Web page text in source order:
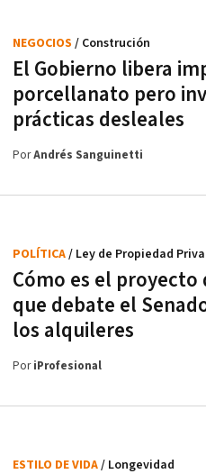
El Gobierno libera
porcellanato pero
prácticas desleales
NEGOCIOS / Construción
PorAndrés Sanguinetti
Cómo es el proyecto
que debate el
los alquileres
POLÍTICA/ Ley de Propiedad
PoriProfesional
ESTILO DE VIDA/ Longevidad